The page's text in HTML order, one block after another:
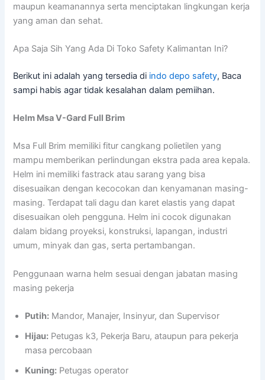
maupun keamanannya serta menciptakan lingkungan kerja
yang aman dan sehat.
Apa Saja Sih Yang Ada Di Toko Safety Kalimantan Ini?
Berikut ini adalah yang tersedia di indo depo safety, Baca
sampi habis agar tidak kesalahan dalam pemiihan.
Helm Msa V-Gard Full Brim
Msa Full Brim memiliki fitur cangkang polietilen yang
mampu memberikan perlindungan ekstra pada area kepala.
Helm ini memiliki fastrack atau sarang yang bisa
disesuaikan dengan kecocokan dan kenyamanan masing-
masing. Terdapat tali dagu dan karet elastis yang dapat
disesuaikan oleh pengguna. Helm ini cocok digunakan
dalam bidang proyeksi, konstruksi, lapangan, industri
umum, minyak dan gas, serta pertambangan.
Penggunaan warna helm sesuai dengan jabatan masing
masing pekerja
Putih: Mandor, Manajer, Insinyur, dan Supervisor
Hijau: Petugas k3, Pekerja Baru, ataupun para pekerja
masa percobaan
Kuning: Petugas operator